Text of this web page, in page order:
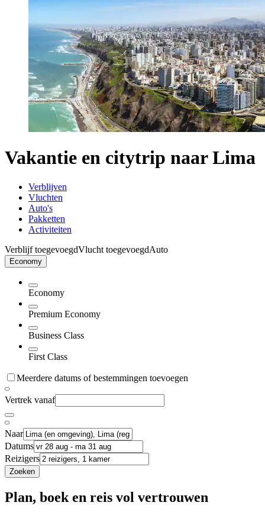
Vakantie en citytrip naar Lima
Verblijven
Vluchten
Auto's
Pakketten
Activiteiten
Verblijf toegevoegdVlucht toegevoegdAuto
Economy
Economy
Premium Economy
Business Class
First Class
Meerdere datums of bestemmingen toevoegen
Vertrek vanaf
Naar
Datums
Reizigers
Zoeken
Plan, boek en reis vol vertrouwen